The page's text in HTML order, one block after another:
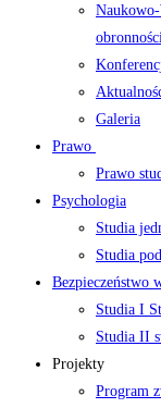
Galeria
Prawo
Prawo
Psychologia
Studia
Studia
Bezpieczeństwo
Studia I
Studia II
Projekty
Program